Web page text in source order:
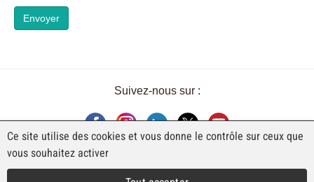
Envoyer
Suivez-nous sur :
UNE EXPOSITION DE FAJI SA
Ce site utilise des cookies et vous donne le contrôle sur ceux que
vous souhaitez activer